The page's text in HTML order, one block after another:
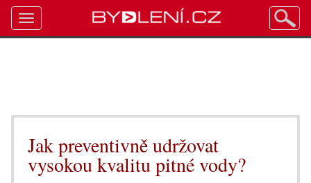
Jak preventivně udržovat
vysokou kvalitu pitné vody?
Toggle
navigation